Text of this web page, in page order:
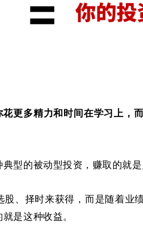
花更多精力和时间在学习上，
型的被动型投资，赚取的就是
股、择时来获得，而是随着
是这种收益。